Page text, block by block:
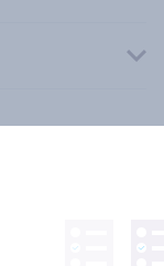
vorbehalten.